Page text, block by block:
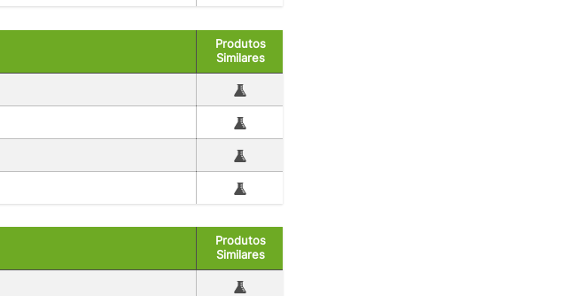
Produtos
Similares
Produtos
Similares